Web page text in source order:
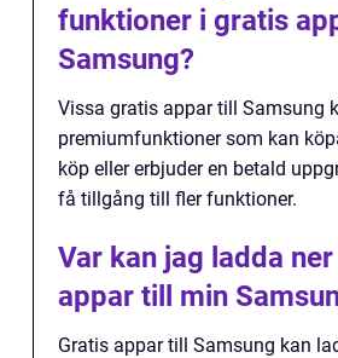
funktioner i gratis
Samsung?
Vissa gratis appar till Samsung
premiumfunktioner som kan
köp eller erbjuder en betald
få tillgång till fler funktioner.
Var kan jag ladda
appar till min
Gratis appar till Samsung kan